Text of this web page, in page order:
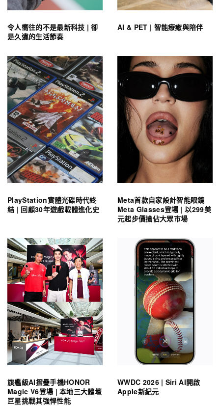
令人嚮往的不是最新科技 | 卻
是久違的生活節奏
AI & PET | 智能療癒與陪伴
PlayStation實體光碟時代終
結 | 回顧30年遊戲載體進化史
Meta首款自家設計智能眼鏡
Meta Glasses登場 | 以299美
元起步價搶佔大眾市場
旗艦級AI摺疊手機HONOR
Magic V6登場 | 本地三大體壇
巨星挑戰其強悍性能
WWDC 2026 | Siri AI開啟
Apple新紀元